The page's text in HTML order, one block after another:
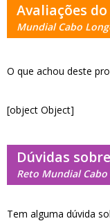
Avaliações
Mundial Cabo
O que achou deste
[object Object]
Dúvidas
Reto Mundial Cabo
Tem alguma dúvida